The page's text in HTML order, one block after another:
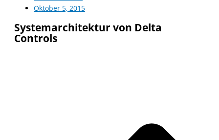
Oktober 5, 2015
Systemarchitektur von Delta
Controls